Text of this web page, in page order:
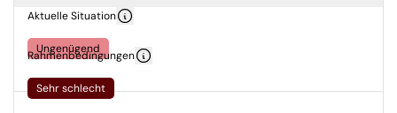
Aktuelle Situation
Ungenügend
Rahmenbedingungen
Sehr schlecht